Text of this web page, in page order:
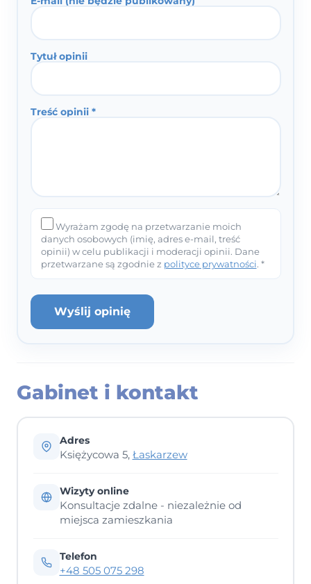
Tytuł opinii
Treść opinii *
Wyrażam zgodę na przetwarzanie moich
danych osobowych (imię, adres e-mail, treść
opinii) w celu publikacji i moderacji opinii. Dane
przetwarzane są zgodnie z polityce prywatności. *
Wyślij opinię
Gabinet i kontakt
Adres
Księżycowa 5, Łaskarzew
Wizyty online
Konsultacje zdalne - niezależnie od
miejsca zamieszkania
Telefon
+48 505 075 298